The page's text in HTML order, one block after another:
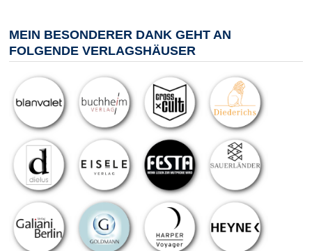
MEIN BESONDERER DANK GEHT AN
FOLGENDE VERLAGSHÄUSER